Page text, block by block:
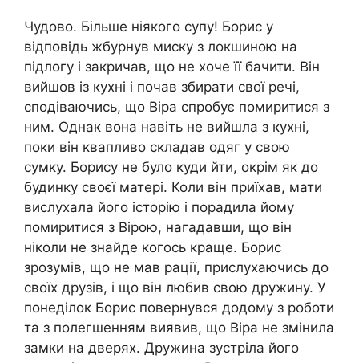
Чудово. Більше ніякого супу! Борис у
відповідь жбурнув миску з локшиною на
підлогу і закричав, що не хоче її бачити. Він
вийшов із кухні і почав збирати свої речі,
сподіваючись, що Віра спробує помиритися з
ним. Однак вона навіть не вийшла з кухні,
поки він квапливо складав одяг у свою
сумку. Борису не було куди йти, окрім як до
будинку своєї матері. Коли він приїхав, мати
вислухала його історію і порадила йому
помиритися з Вірою, нагадавши, що він
ніколи не знайде когось краще. Борис
зрозумів, що не мав рації, прислухаючись до
своїх друзів, і що він любив свою дружину. У
понеділок Борис повернувся додому з роботи
та з полегшенням виявив, що Віра не змінила
замки на дверях. Дружина зустріла його